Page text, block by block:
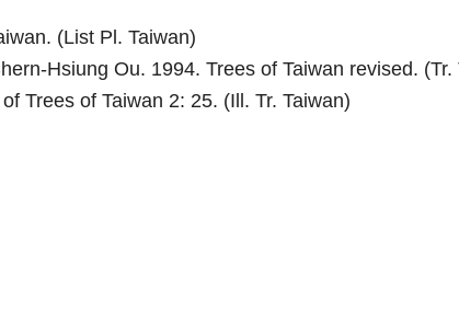
(List Pl. Taiwan)
Hsiung Ou. 1994. Trees of Taiwan revised. (Tr.
Trees of Taiwan 2: 25. (Ill. Tr. Taiwan)